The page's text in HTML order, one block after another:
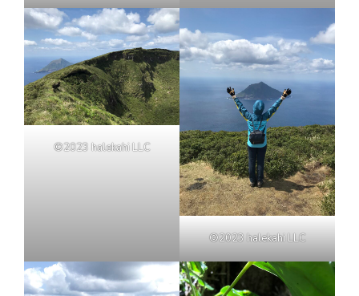
©2023 halekahi LLC
©2023 halekahi LLC